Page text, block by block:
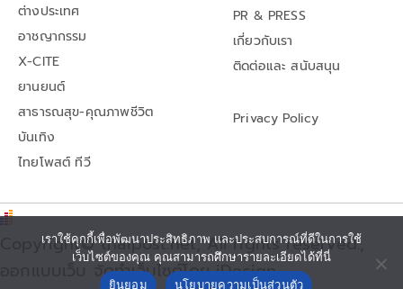
ต่างประเทศ
อาชญากรรม
X-CITE
ยานยนต์
สาธารณสุข-คุณภาพชีวิต
บันเทิง
ไทยโพสต์ ทีวี
PR & PRESS
เกี่ยวกับเรา
ติดต่อและ สนับสนุน
Privacy Policy
Copyright© thaipost.net, All rights reserved.,
ออกแบบเว็บ จัดทำเว็บไซต์โดย iDesign
เราใช้คุกกี้เพื่อพัฒนาประสิทธิภาพ และประสบการณ์ที่ดีในการใช้
เว็บไซต์ของคุณ คุณสามารถศึกษารายละเอียดได้ที่นี่
ยินยอม
นโยบายความเป็นส่วนตัว